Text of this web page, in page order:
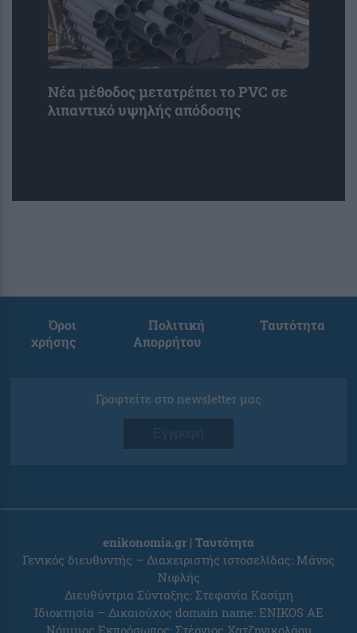
Νέα μέθοδος μετατρέπει το PVC σε
λιπαντικό υψηλής απόδοσης
Όροι
χρήσης
Πολιτική
Απορρήτου
Ταυτότητα
Γραφτείτε στο newsletter μας
Εγγραφή
enikonomia.gr | Ταυτότητα
Γενικός διευθυντής – Διαχειριστής ιστοσελίδας: Μάνος
Νιφλής
Διευθύντρια Σύνταξης: Στεφανία Κασίμη
Ιδιοκτησία – Δικαιούχος domain name: ENIKOS AE